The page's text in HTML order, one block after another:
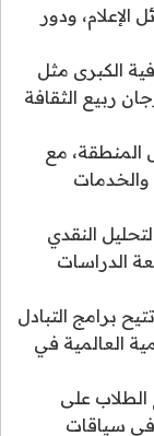
ودور
الكبرى مثل
ربيع الثقافة
المنطقة، مع
والخدمات
النقدي
الدراسات
برامج التبادل
العالمية في
على
في سياقات